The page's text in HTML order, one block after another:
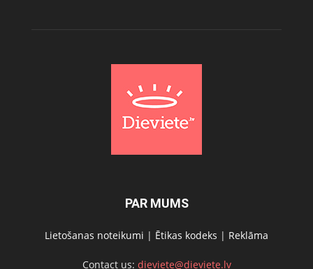
PAR MUMS
Lietošanas noteikumi | Ētikas kodeks | Reklāma
Contact us: dieviete@dieviete.lv